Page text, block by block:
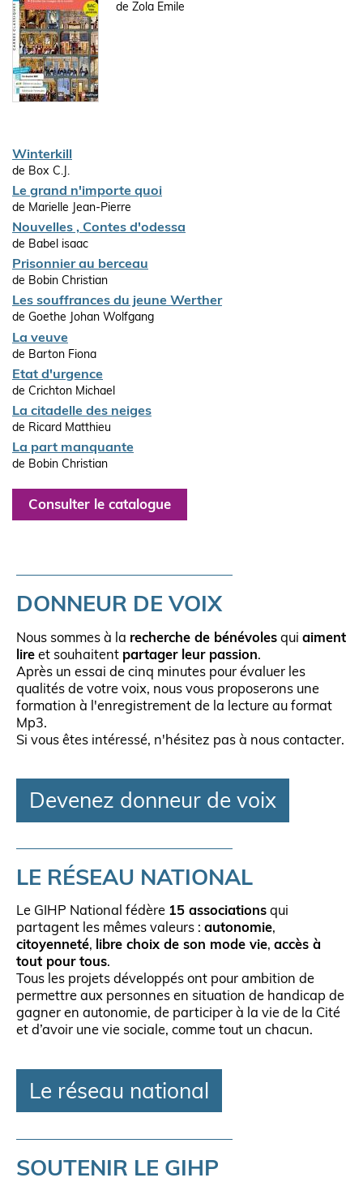
de Zola Emile
Winterkill
de Box C.J.
Le grand n'importe quoi
de Marielle Jean-Pierre
Nouvelles , Contes d'odessa
de Babel isaac
Prisonnier au berceau
de Bobin Christian
Les souffrances du jeune Werther
de Goethe Johan Wolfgang
La veuve
de Barton Fiona
Etat d'urgence
de Crichton Michael
La citadelle des neiges
de Ricard Matthieu
La part manquante
de Bobin Christian
Consulter le catalogue
DONNEUR DE VOIX
Nous sommes à la recherche de bénévoles qui aiment
lire et souhaitent partager leur passion.
Après un essai de cinq minutes pour évaluer les
qualités de votre voix, nous vous proposerons une
formation à l'enregistrement de la lecture au format
Mp3.
Si vous êtes intéressé, n'hésitez pas à nous contacter.
Devenez donneur de voix
LE RÉSEAU NATIONAL
Le GIHP National fédère 15 associations qui
partagent les mêmes valeurs : autonomie,
citoyenneté, libre choix de son mode vie, accès à
tout pour tous.
Tous les projets développés ont pour ambition de
permettre aux personnes en situation de handicap de
gagner en autonomie, de participer à la vie de la Cité
et d’avoir une vie sociale, comme tout un chacun.
Le réseau national
SOUTENIR LE GIHP